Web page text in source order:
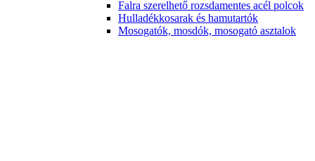
Falra szerelhető rozsdamentes acél polcok
Hulladékkosarak és hamutartók
Mosogatók, mosdók, mosogató asztalok